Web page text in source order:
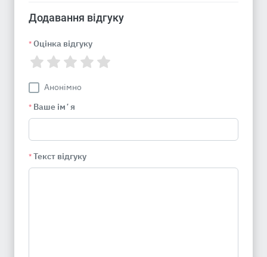
Додавання відгуку
* Оцінка відгуку
Анонімно
* Ваше імʼя
* Текст відгуку